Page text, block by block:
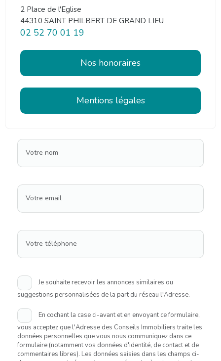
2 Place de l'Eglise
44310 SAINT PHILBERT DE GRAND LIEU
02 52 70 01 19
Nos honoraires
Mentions légales
Votre nom
Votre email
Votre téléphone
Je souhaite recevoir les annonces similaires ou
suggestions personnalisées de la part du réseau l'Adresse.
En cochant la case ci-avant et en envoyant ce formulaire,
vous acceptez que l'Adresse des Conseils Immobiliers traite les
données personnelles que vous nous communiquez dans ce
formulaire (notamment vos données d'identité, de contact et de
commentaires libres). Les données saisies dans les champs ci-